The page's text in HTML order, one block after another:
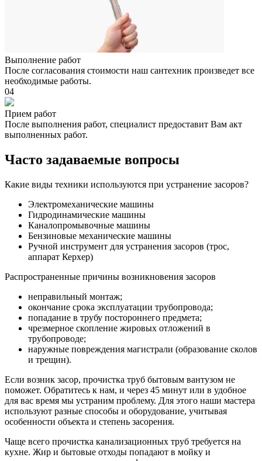
Выполнение работ
После согласования стоимости наш сантехник произведет все
необходимые работы.
04
Прием работ
После выполнения работ, специалист предоставит Вам акт
выполненных работ.
Часто задаваемые вопросы
Какие виды техники используются при устранение засоров?
Электромеханические машины
Гидродинамические машины
Каналопромывочные машины
Бензиновые механические машины
Ручной инструмент для устранения засоров (трос,
аппарат Керхер)
Распространенные причины возникновения засоров
неправильный монтаж;
окончание срока эксплуатации трубопровода;
попадание в трубу постороннего предмета;
чрезмерное скопление жировых отложений в
трубопроводе;
наружные повреждения магистрали (образование сколов
и трещин).
Если возник засор, прочистка труб бытовым вантузом не
поможет. Обратитесь к нам, и через 45 минут или в удобное
для вас время мы устраним проблему. Для этого наши мастера
используют разные способы и оборудование, учитывая
особенности объекта и степень засорения.
Чаще всего прочистка канализационных труб требуется на
кухне. Жир и бытовые отходы попадают в мойку и